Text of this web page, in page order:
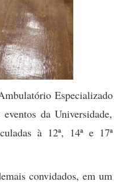
Especializado
da Universidade,
à 12ª, 14ª e 17ª
convidados, em um